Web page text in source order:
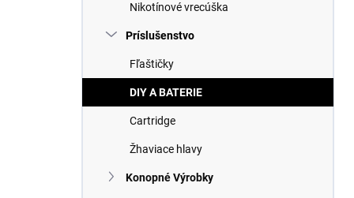
Nikotínové vrecúška
Príslušenstvo
Fľaštičky
DIY A BATERIE
Cartridge
Žhaviace hlavy
Konopné Výrobky